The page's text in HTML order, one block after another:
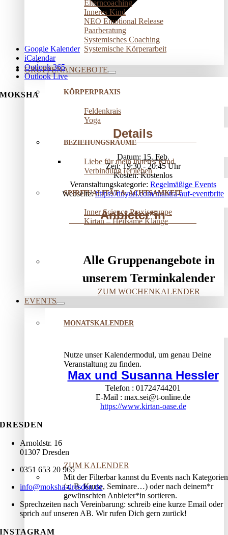
Elterncoaching
Inneres Kind
NEO Emotional Release
Paarberatung
Systemisches Coaching
Systemische Körperarbeit
GRUPPENANGEBOTE
KÖRPERPRAXIS
Feldenkrais
Yoga
BEZIEHUNGSRÄUME
Liebe für mein inneres Kind
Verbindung (er)leben
SPIRITUALITÄT & ACHTSAMKEIT
Inner Science Praxisgruppe
Kirtan – Heilsame Klänge
Alle Gruppenangebote in
unserem Terminkalender
ZUM WOCHENKALENDER
EVENTS
MONATSKALENDER
Nutze unser Kalendermodul, um genau Deine
Veranstaltung zu finden.
ZUM KALENDER
Mit der Filterbar kannst du Events nach Kategorien
(z. B. Kurse, Seminare…) oder nach deinem*r
gewünschten Anbieter*in sortieren.
Google Kalender
iCalendar
Outlook 365
Outlook Live
Details
Datum: 15. Feb.
Zeit: 19:30 - 20:45
Kosten: Kostenlos
Veranstaltungskategorie: Regelmäßige Events
Webseite: https://tinyurl.com/mantra-auf-eventbrite
Anbieter*in
Max und Susanna Hessler
Telefon
01724744201
E-Mail
max.sei@t-online.de
https://www.kirtan-oase.de
MOKSHA
DRESDEN
Arnoldstr. 16
01307 Dresden
0351 653 20 965
info@moksha-dresden.de
Sprechzeiten nach Vereinbarung: schreib eine kurze Email oder
sprich auf unseren AB. Wir rufen Dich gern zurück!
INSTAGRAM